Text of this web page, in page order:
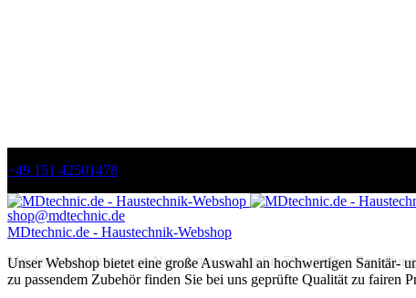
+49 151 42501478
shop@mdtechnic.de
Mit der Anmeldung zum Newsletter, sparen Sie 5% auf Ihre
MDtechnic.de - Haustechnik-Webshop
Unser Webshop bietet eine große Auswahl an hochwertigen Sanitär-
zu passendem Zubehör finden Sie bei uns geprüfte Qualität zu fairen